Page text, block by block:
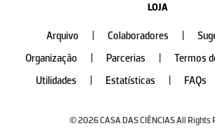
LOJA
Arquivo Colaboradores
Organização
Parcerias Termos
Utilidades
Estatísticas FAQs
© 2026 CASA DAS CIÊNCIAS All Rights